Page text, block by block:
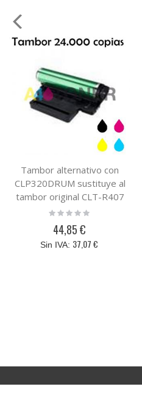
Tambor alternativo con
CLP320DRUM sustituye al
tambor original CLT-R407
Rating:
44,85 €
37,07 €